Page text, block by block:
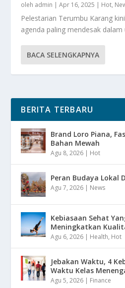
oleh admin |Apr 16, 2025 | Hot,
Pelestarian Terumbu Karang
agenda paling mendesak dalam
BACA SELENGKAPNYA
BERITA TERBARU
Brand Loro Piana,
Bahan Mewah
Agu 8, 2026 | Hot
Peran Budaya Lokal
Agu 7, 2026 | News
Kebiasaan Sehat
Meningkatkan
Agu 6, 2026 | Health, Hot
Jebakan Waktu, 4
Waktu Kelas
Agu 5, 2026 | Finance